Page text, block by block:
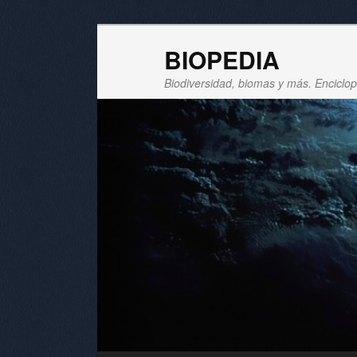
BIOPEDIA
Biodiversidad, biomas y más.